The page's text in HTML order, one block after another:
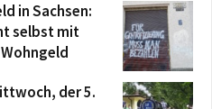
in Sachsen:
selbst mit
der 5.